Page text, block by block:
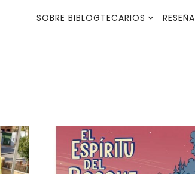
SOBRE BIBLOGTECARIOS